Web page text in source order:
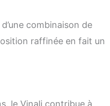
combinaison de
raffinée en fait un
le Vinali contribue à